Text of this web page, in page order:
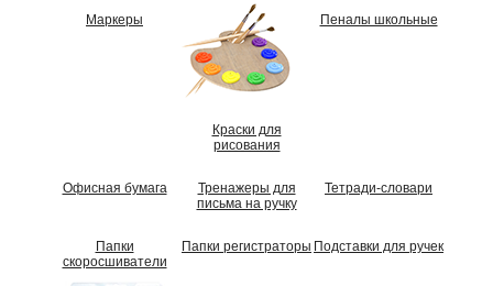
Маркеры
Краски для
рисования
Пеналы школьные
Офисная бумага
Тренажеры для
письма на ручку
Тетради-словари
Папки
скоросшиватели
Папки регистраторы Подставки для ручек